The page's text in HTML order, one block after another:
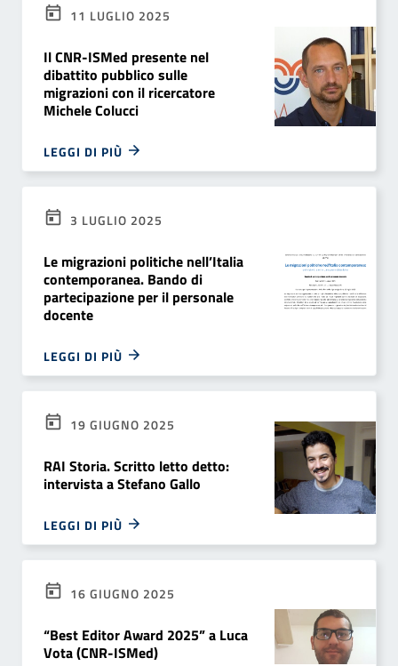
11 LUGLIO 2025
Il CNR-ISMed presente nel
dibattito pubblico sulle
migrazioni con il ricercatore
Michele Colucci
LEGGI DI PIÙ
3 LUGLIO 2025
Le migrazioni politiche nell’Italia
contemporanea. Bando di
partecipazione per il personale
docente
LEGGI DI PIÙ
19 GIUGNO 2025
RAI Storia. Scritto letto detto:
intervista a Stefano Gallo
LEGGI DI PIÙ
16 GIUGNO 2025
“Best Editor Award 2025” a Luca
Vota (CNR-ISMed)